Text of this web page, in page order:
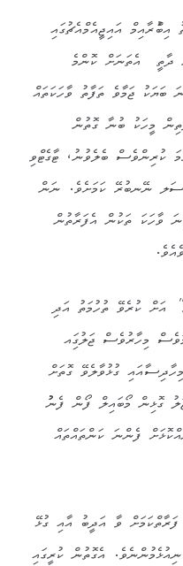
އައިޖީއެމްއެޗުގައި
ދާތީ އެތަނަށް ކޮންމެ
ޖަމާވެ ތަފާތު ވާހަކަތައް
މީހަކު ބުނާ ގޮތުން
ކުރިންވެސް ބެލެވުނު، ޓާގެޓްވި
ނޭނބުރޭ ކަމަށެވެ. ނަން
ވާހަކަ ތަކުން އެފަރާތުން
އަށް ކުރެވޭ ތުހުމަތު އަދި
މިހާރުވެސް ޖަލުގަިއ
ގުޅުވާލެވޭ ގޮތަށް
ގޮޅިން މޯބައިލް ފޯން ފެނުު
ފެންނަ ކަންތައްތައް
ވާ އަދީބު އާއި ގުޅޭ
އެގޮތުން ކުރީގައި